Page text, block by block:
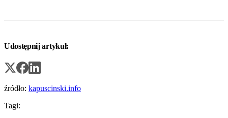
Udostępnij artykuł:
źródło: kapuscinski.info
Tagi: